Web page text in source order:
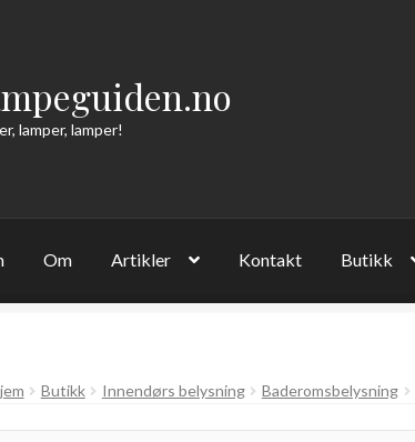
lamper, lamper!
Om Artikler Kontakt Butikk
Butikk Innendørs belysning Baderomsbelysning